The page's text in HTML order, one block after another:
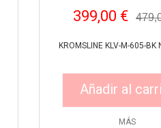
399,00 €
KROMSLINE KLV-M-605-BK
Añadir al
MÁS
Vista rápida